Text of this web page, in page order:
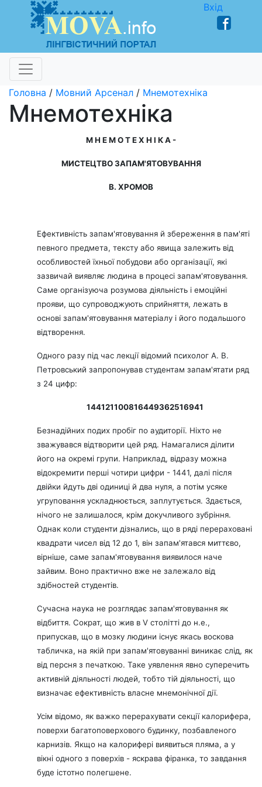
Вхід
Головна / Мовний Арсенал / Мнемотехніка
Мнемотехніка
М Н Е М О Т Е Х Н І К А -
МИСТЕЦТВО ЗАПАМ'ЯТОВУВАННЯ
В. ХРОМОВ
Ефективність запам'ятовування й збереження в пам'яті
певного предмета, тексту або явища залежить від
особливостей їхньої побудови або організації, які
зазвичай виявляє людина в процесі запам'ятовування.
Саме організуюча розумова діяльність і емоційні
прояви, що супроводжують сприйняття, лежать в
основі запам'ятовування матеріалу і його подальшого
відтворення.
Одного разу під час лекції відомий психолог А. В.
Петровський запропонував студентам запам'ятати ряд
з 24 цифр:
144121100816449362516941
Безнадійних подих пробіг по аудиторії. Ніхто не
зважувався відтворити цей ряд. Намагалися ділити
його на окремі групи. Наприклад, відразу можна
відокремити перші чотири цифри - 1441, далі після
двійки йдуть дві одиниці й два нуля, а потім усяке
угруповання ускладнюється, заплутується. Здається,
нічого не залишалося, крім докучливого зубріння.
Однак коли студенти дізнались, що в ряді перераховані
квадрати чисел від 12 до 1, він запам'ятався миттєво,
вірніше, саме запам'ятовування виявилося наче
зайвим. Воно практично вже не залежало від
здібностей студентів.
Сучасна наука не розглядає запам'ятовування як
відбиття. Сократ, що жив в V столітті до н.е.,
припускав, що в мозку людини існує якась воскова
табличка, на якій при запам'ятовуванні виникає слід, як
від персня з печаткою. Таке уявлення явно суперечить
активній діяльності людей, тобто тій діяльності, що
визначає ефективність власне мнемонічної дії.
Усім відомо, як важко перерахувати секції калорифера,
поверхи багатоповерхового будинку, позбавленого
карнизів. Якщо на калорифері виявиться пляма, а у
вікні одного з поверхів - яскрава фіранка, то завдання
буде істотно полегшене.